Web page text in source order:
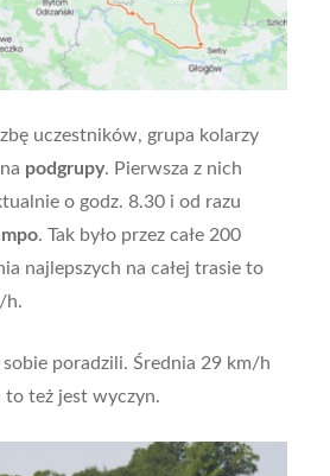
uczestników, grupa kolarzy
podgrupy. Pierwsza z nich
o godz. 8.30 i od razu
. Tak było przez całe 200
najlepszych na całej trasie to
h.
sobie poradzili. Średnia 29 km/h
też jest wyczyn.